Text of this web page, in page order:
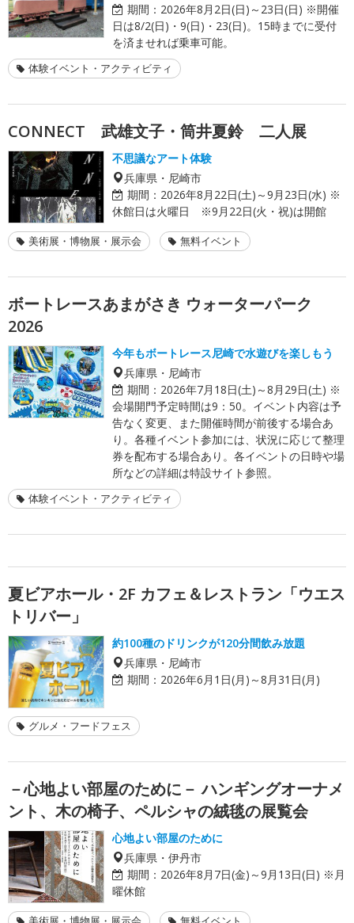
期間： 2026年8月2日(日)～23日(日) ※開催
日は8/2(日)・9(日)・23(日)。15時までに受付
を済ませれば乗車可能。
体験イベント・アクティビティ
CONNECT 武雄文子・筒井夏鈴 二人展
不思議なアート体験
兵庫県・尼崎市
期間： 2026年8月22日(土)～9月23日(水) ※
休館日は火曜日 ※9月22日(火・祝)は開館
美術展・博物展・展示会 無料イベント
ボートレースあまがさき ウォーターパーク
2026
今年もボートレース尼崎で水遊びを楽しもう
兵庫県・尼崎市
期間： 2026年7月18日(土)～8月29日(土) ※
会場開門予定時間は9：50。イベント内容は予
告なく変更、また開催時間が前後する場合あ
り。各種イベント参加には、状況に応じて整理
券を配布する場合あり。各イベントの日時や場
所などの詳細は特設サイト参照。
体験イベント・アクティビティ
夏ビアホール・2F カフェ＆レストラン「ウエス
トリバー」
約100種のドリンクが120分間飲み放題
兵庫県・尼崎市
期間： 2026年6月1日(月)～8月31日(月)
グルメ・フードフェス
－心地よい部屋のために－ ハンギングオーナメ
ント、木の椅子、ペルシャの絨毯の展覧会
心地よい部屋のために
兵庫県・伊丹市
期間： 2026年8月7日(金)～9月13日(日) ※月
曜休館